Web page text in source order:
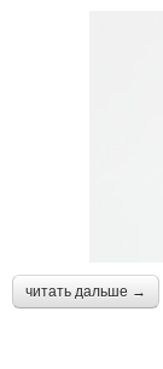
читать дальше →